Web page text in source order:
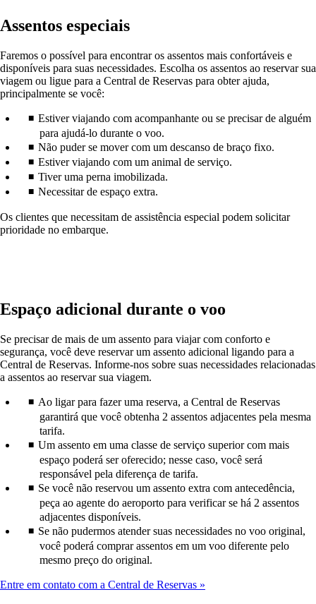
Assentos especiais
Faremos o possível para encontrar os assentos mais confortáveis e
disponíveis para suas necessidades. Escolha os assentos ao reservar sua
viagem ou ligue para a Central de Reservas para obter ajuda,
principalmente se você:
Estiver viajando com acompanhante ou se precisar de alguém
para ajudá-lo durante o voo.
Não puder se mover com um descanso de braço fixo.
Estiver viajando com um animal de serviço.
Tiver uma perna imobilizada.
Necessitar de espaço extra.
Os clientes que necessitam de assistência especial podem solicitar
prioridade no embarque.
Espaço adicional durante o voo
Se precisar de mais de um assento para viajar com conforto e
segurança, você deve reservar um assento adicional ligando para a
Central de Reservas. Informe-nos sobre suas necessidades relacionadas
a assentos ao reservar sua viagem.
Ao ligar para fazer uma reserva, a Central de Reservas
garantirá que você obtenha 2 assentos adjacentes pela mesma
tarifa.
Um assento em uma classe de serviço superior com mais
espaço poderá ser oferecido; nesse caso, você será
responsável pela diferença de tarifa.
Se você não reservou um assento extra com antecedência,
peça ao agente do aeroporto para verificar se há 2 assentos
adjacentes disponíveis.
Se não pudermos atender suas necessidades no voo original,
você poderá comprar assentos em um voo diferente pelo
mesmo preço do original.
Entre em contato com a Central de Reservas